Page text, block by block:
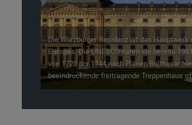
Die Würzburger Residenz ist das
Europas. Die UNESCO nahm sie bereits
von 1720 bis 1744 nach Plänen Balthasar
beeindruckende freitragende Treppenhaus